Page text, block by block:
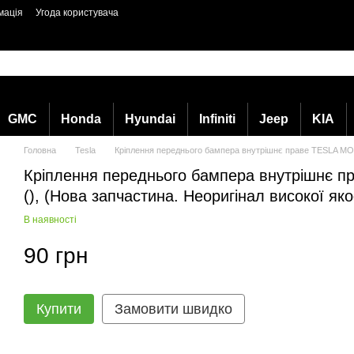
Угода користувача
GMC Honda Hyundai Infiniti Jeep KIA
Головна Tesla Кріплення переднього бампера внутрішнє праве TESLA
Кріплення переднього бампера внутрішнє
(), (Нова запчастина. Неоригінал високої
В наявності
90 грн
Купити Замовити швидко